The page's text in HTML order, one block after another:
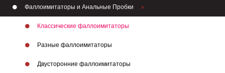
Фаллоимитаторы и Анальные Пробки
Классические фаллоимитаторы
Разные фаллоимитаторы
Двусторонние фаллоимитаторы